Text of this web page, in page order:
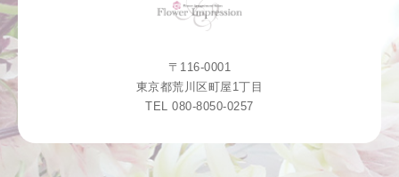
〒116-0001
東京都荒川区町屋1丁目
TEL 080-8050-0257